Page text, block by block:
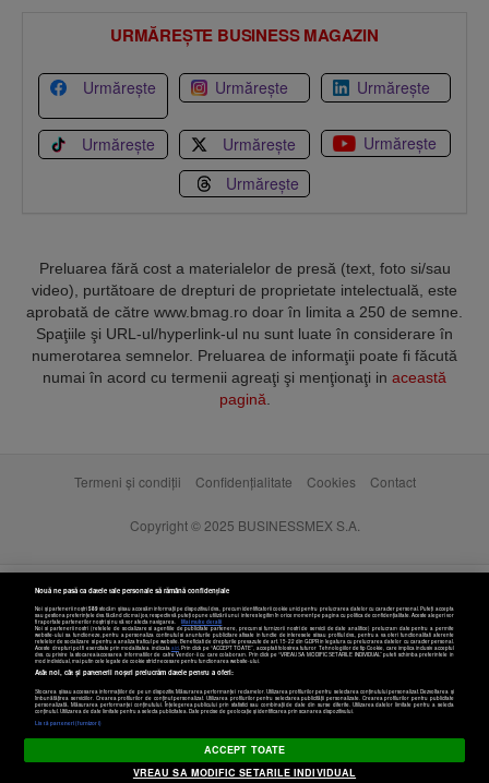
URMĂREȘTE BUSINESS MAGAZIN
Urmărește Urmărește Urmărește
Urmărește Urmărește
Urmărește
Urmărește
Preluarea fără cost a materialelor de presă (text, foto si/sau
video), purtătoare de drepturi de proprietate intelectuală, este
aprobată de către www.bmag.ro doar în limita a 250 de semne.
Spaţiile şi URL-ul/hyperlink-ul nu sunt luate în considerare în
numerotarea semnelor. Preluarea de informaţii poate fi făcută
numai în acord cu termenii agreaţi şi menţionaţi in această
pagină
Termeni și condiții Confidențialitate Cookies Contact
Copyright © 2025 BUSINESSMEX S.A.
Setări cookies
Nouă ne pasă ca datele tale personale să rămână confidențiale
Noi și partenerii noștri589stocăm și/sau accesăm informații pe dispozitivul dvs., precum identificatorii cookie unici pentru prelucrarea datelor cu caracter personal. Puteți accepta
sau gestiona preferințele dvs. făcând clic mai jos, respectiv vă puteți opune utilizării unui interes legitim în orice moment pe pagina cu politica de confidențialitate. Aceste alegeri vor
fi raportate partenerilor noștri și nu vă vor afecta navigarea.
Mai multe detalii
Noi si partenerii nostri (retelele de socializare si agentiile de publicitate partenere, precum si furnizorii nostri de servicii de date analitice) prelucram date pentru a permite
website-ului sa functioneze, pentru a personaliza continutul si anunturile publicitare afisate in functie de interesele si/sau profilul dvs., pentru a va oferi functionalitati aferente
retelelor de socializare si pentru a analiza traficul pe website. Beneficiati de drepturile prevazute de art. 15-22 din GDPR in legatura cu prelucrarea datelor cu caracter personal.
Aceste drepturi pot fi exercitate prin modalitatea indicataaici. Prin click pe “ACCEPT TOATE”, acceptati folosirea tuturor Tehnologiilor de tip Cookie, care implica inclusiv acceptul
dvs. cu privire la stocarea/accesarea informatiilor de catre Vendor-ii cu care colaboram. Prin click pe “VREAU SA MODIFIC SETARILE INDIVIDUAL” puteti schimba preferintele in
mod individual, mai putin cele legate de cookie strict necesare pentru functionarea website-ului.
Atât noi, cât și partenerii noștri prelucrăm datele pentru a oferi:
Stocarea și/sau accesarea informațiilor de pe un dispozitiv. Măsurarea performanței reclamelor. Utilizarea profilurilor pentru selectarea conținutului personalizat. Dezvoltarea și
îmbunătățirea serviciilor. Crearea profilurilor de conținut personalizat. Utilizarea profilurilor pentru selectarea publicității personalizate. Crearea profilurilor pentru publicitate
personalizată. Măsurarea performanței conținutului. Înțelegerea publicului prin statistici sau combinații de date din surse diferite. Utilizarea datelor limitate pentru a selecta
conținutul. Utilizarea de date limitate pentru a selecta publicitatea. Date precise de geolocație și identificarea prin scanarea dispozitivului.
Listă parteneri (furnizori)
ACCEPT TOATE
VREAU SA MODIFIC SETARILE INDIVIDUAL